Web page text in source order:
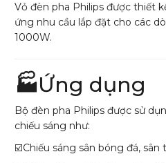
Vỏ đèn pha Philips được thiết
ứng nhu cầu lắp đặt cho các
1000W.
🏭Ứng dụng
Bộ đèn pha Philips được sử
chiếu sáng như:
☑️Chiếu sáng sân bóng đá, sân